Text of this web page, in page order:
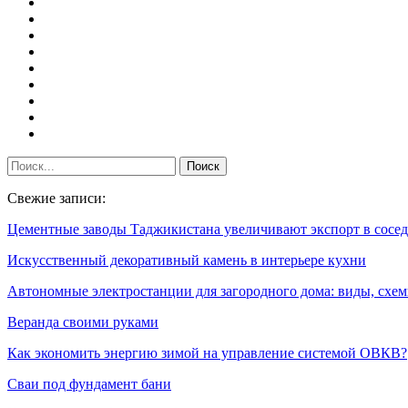
Свежие записи:
Цементные заводы Таджикистана увеличивают экспорт в
Искусственный декоративный камень в интерьере кухни
Автономные электростанции для загородного дома: виды,
Веранда своими руками
Как экономить энергию зимой на управление системой ОВКВ?
Сваи под фундамент бани